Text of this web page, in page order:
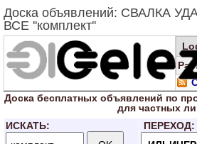
Доска объявлений: СВАЛКА
ВСЕ ''комплект''
Доска бесплатных объявлений по
для частных
ИСКАТЬ:
ПЕРЕХОД: